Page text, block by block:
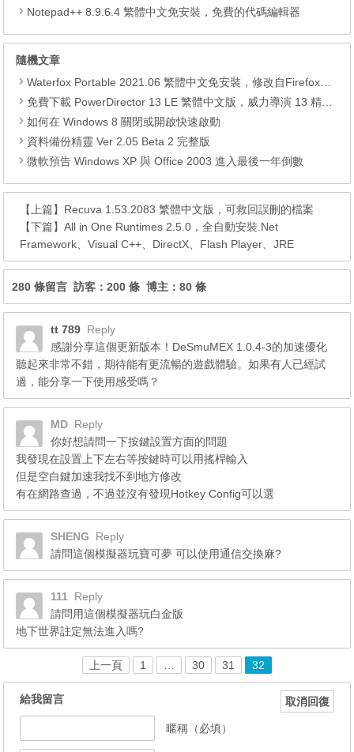
Notepad++ 8.9.6.4 繁體中文免安裝，免費的代碼編輯器
隨機文章
Waterfox Portable 2021.06 繁體中文免安裝，修改自Firefox的64位元版瀏覽器
免費下載 PowerDirector 13 LE 繁體中文版，威力導演 13 精簡版及正版序號
如何在 Windows 8 關閉或開啟快速啟動
資料備份精靈 Ver 2.05 Beta 2 完整版
微軟預告 Windows XP 與 Office 2003 進入最後一年倒數
【上篇】 Recuva 1.53.2083 繁體中文版，可救回誤刪的檔案
【下篇】All in One Runtimes 2.5.0，全自動安裝.Net
Framework、Visual C++、DirectX、Flash Player、JRE
280 條留言 訪客：200 條 博主：80 條
tt 789 Reply
感謝分享這個更新版本！DeSmuMEX 1.0.4-3的加速優化
聽起來非常不錯，期待能有更流暢的遊戲體驗。如果有人已經試
過，能分享一下使用感受嗎？
MD Reply
你好想請問一下按鍵設置方面的問題
我發現在設置上下左右等按鍵時可以用搖桿輸入
但是空白鍵加速我找不到地方修改
有在網路查過，不過並沒有發現Hotkey Config可以選
SHENG
Reply
請問這個模擬器玩寶可夢 可以使用通信交換麻?
111 Reply
請問用這個模擬器玩白金版
地下世界註定無法進入嗎?
上一頁 1 … 30 31 32
給我留言 取消回復
暱稱（必填）